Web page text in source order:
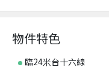
物件特色
臨24米台十六線